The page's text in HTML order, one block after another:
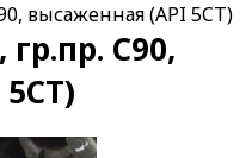
высаженная (API 5CT)
C90,